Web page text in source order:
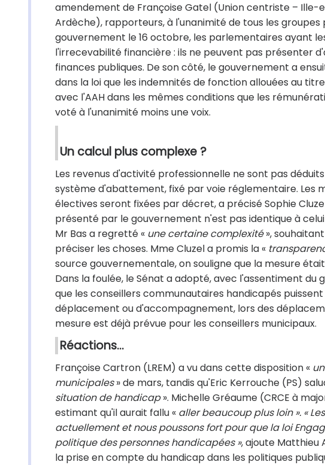
amendement de Françoise Gatel (Union centriste – Ille-
Ardèche), rapporteurs, à l'unanimité de tous les groupes
gouvernement le 16 octobre, les parlementaires ayant
l'irrecevabilité financière : ils ne peuvent pas présenter
finances publiques. De son côté, le gouvernement a
dans la loi que les indemnités de fonction allouées au
avec l'AAH dans les mêmes conditions que les
voté à l'unanimité moins une voix.
Un calcul plus complexe ?
Les revenus d'activité professionnelle ne sont pas
système d'abattement, fixé par voie réglementaire. Les
électives seront fixées par décret, a précisé Sophie
présenté par le gouvernement n'est pas identique à
Mr Bas a regretté « une certaine complexité»,
préciser les choses. Mme Cluzel a promis la «
source gouvernementale, on souligne que la mesure
Dans la foulée, le Sénat a adopté, avec l'assentiment
que les conseillers communautaires handicapés
déplacement ou d'accompagnement, lors des
mesure est déjà prévue pour les conseillers municipaux.
Réactions…
Françoise Cartron (LREM) a vu dans cette disposition «
municipales» de mars, tandis qu'Eric Kerrouche (PS)
situation de handicap». Michelle Gréaume (CRCE à
estimant qu'il aurait fallu « aller beaucoup plus loin ». «
actuellement et nous poussons fort pour que la loi
politique des personnes handicapées », ajoute Matthieu
la prise en compte du handicap dans les politiques